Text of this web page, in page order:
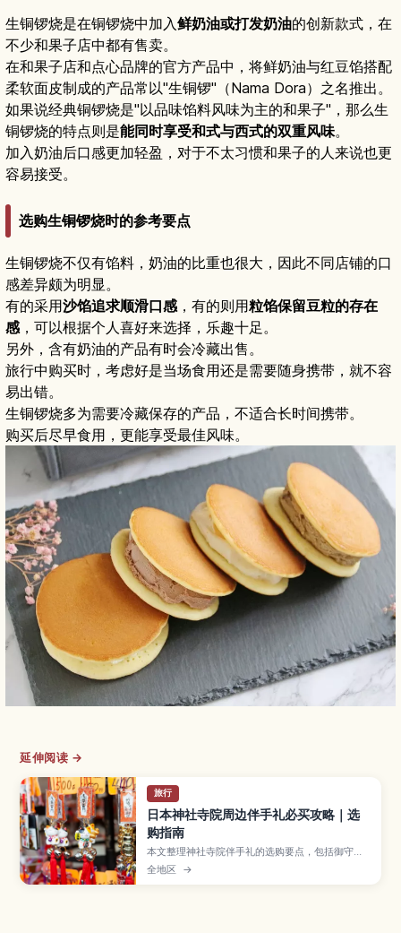
生铜锣烧是在铜锣烧中加入鲜奶油或打发奶油的创新款式，在
不少和果子店中都有售卖。
在和果子店和点心品牌的官方产品中，将鲜奶油与红豆馅搭配
柔软面皮制成的产品常以"生铜锣"（Nama Dora）之名推出。
如果说经典铜锣烧是"以品味馅料风味为主的和果子"，那么生
铜锣烧的特点则是能同时享受和式与西式的双重风味。
加入奶油后口感更加轻盈，对于不太习惯和果子的人来说也更
容易接受。
选购生铜锣烧时的参考要点
生铜锣烧不仅有馅料，奶油的比重也很大，因此不同店铺的口
感差异颇为明显。
有的采用沙馅追求顺滑口感，有的则用粒馅保留豆粒的存在
感，可以根据个人喜好来选择，乐趣十足。
另外，含有奶油的产品有时会冷藏出售。
旅行中购买时，考虑好是当场食用还是需要随身携带，就不容
易出错。
生铜锣烧多为需要冷藏保存的产品，不适合长时间携带。
购买后尽早食用，更能享受最佳风味。
延伸阅读 →
旅行
日本神社寺院周边伴手礼必买攻略｜选
购指南
本文整理神社寺院伴手礼的选购要点，包括御守、
达摩等常见品项，以及店铺礼节与打包注意事项。
全地区 →